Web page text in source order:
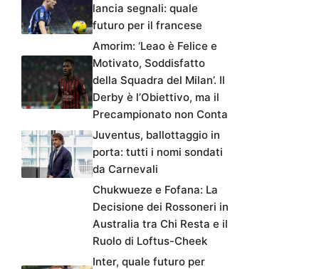
lancia segnali: quale
futuro per il francese
Amorim: ‘Leao è Felice e
Motivato, Soddisfatto
della Squadra del Milan’. Il
Derby è l’Obiettivo, ma il
Precampionato non Conta
Juventus, ballottaggio in
porta: tutti i nomi sondati
da Carnevali
Chukwueze e Fofana: La
Decisione dei Rossoneri in
Australia tra Chi Resta e il
Ruolo di Loftus-Cheek
Inter, quale futuro per